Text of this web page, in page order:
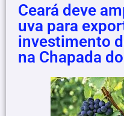
Ceará deve
uva para
investimento
na Chapada